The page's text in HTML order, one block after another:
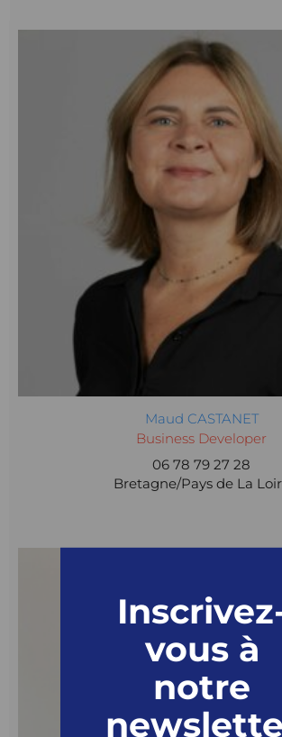
vous à
notre
Maud CASTANET
Business Developer
06 78 79 27 28
Bretagne/Pays de La